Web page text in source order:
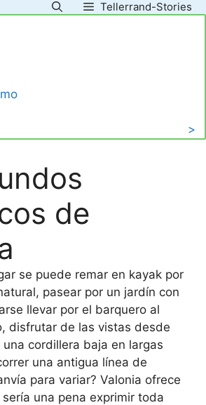
Tellerrand-Stories
>
de
se puede remar en kayak por
pasear por un jardín con
llevar por el barquero al
disfrutar de las vistas desde
cordillera baja en largas
una antigua línea de
para variar? Valonia ofrece
una pena exprimir toda